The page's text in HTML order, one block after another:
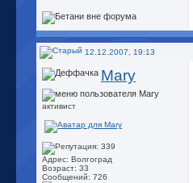
12.12.2007, 19:13
Mary
активист
Адрес: Волгоград
Возраст: 33
Сообщений: 726